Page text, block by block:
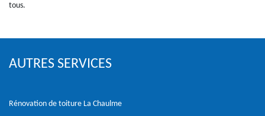
tous.
AUTRES SERVICES
Rénovation de toiture La Chaulme